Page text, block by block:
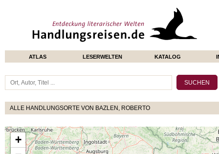
ATLAS LESERWELTEN KATALOG
ALLE HANDLUNGSORTE VON BAZLEN, ROBERTO
+